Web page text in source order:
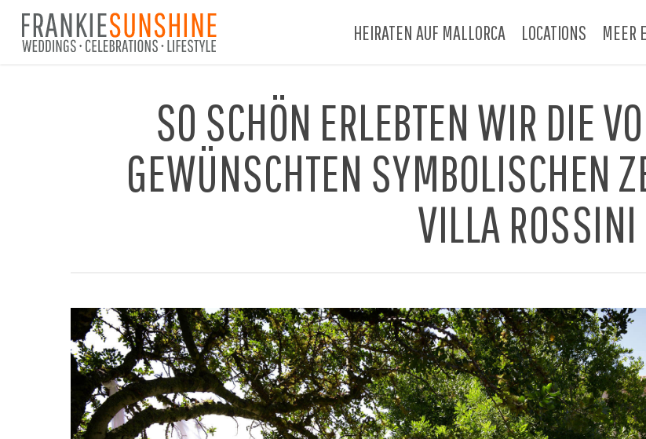
Skip
main
HEIRATEN AUF MALLORCA LOCATIONS MEER
SO SCHÖN ERLEBTEN WIR DIE
GEWÜNSCHTEN SYMBOLISCHEN
VILLA ROSSINI